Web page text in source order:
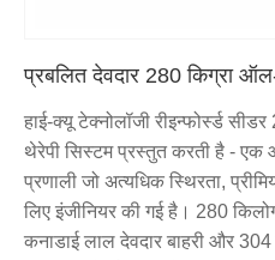
प्रबलित देवदार 280 किग्रा
हाई-क्यू टेक्नोलॉजी रीइन्फोर्स्ड
थेरेपी सिस्टम प्रस्तुत करती है - एक
प्रणाली जो अत्यधिक स्थिरता,
लिए इंजीनियर की गई है। 280
कनाडाई लाल देवदार बाहरी और